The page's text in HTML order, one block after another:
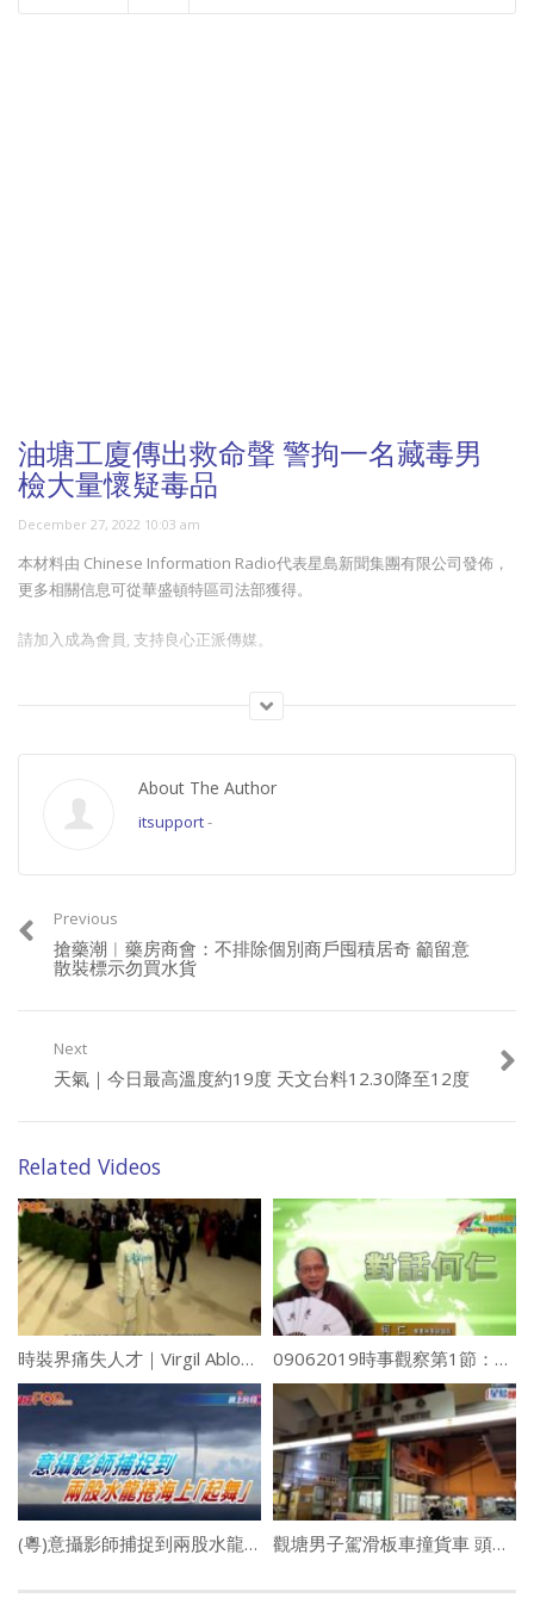
油塘工廈傳出救命聲 警拘一名藏毒男
檢大量懷疑毒品
December 27, 2022 10:03 am
本材料由 Chinese Information Radio代表星島新聞集團有限公司發佈，
更多相關信息可從華盛頓特區司法部獲得。
請加入成為會員, 支持良心正派傳媒。
Join this channel to get access to perks:
請星電視飲茶https://www.buymeacoffee.com/singtaousa
About The Author
itsupport-
Previous
搶藥潮︱藥房商會：不排除個別商戶囤積居奇 籲留意
散裝標示勿買水貨
Next
天氣｜今日最高溫度約19度 天文台料12.30降至12度
Related Videos
時裝界痛失人才｜Virgil Abloh患癌逝世 LV男裝創意總監 09062019時事觀察第1節：對話何仁
(粵)意攝影師捕捉到兩股水龍捲海上“起舞” 觀塘男子駕滑板車撞貨車 頭部重創昏迷命危